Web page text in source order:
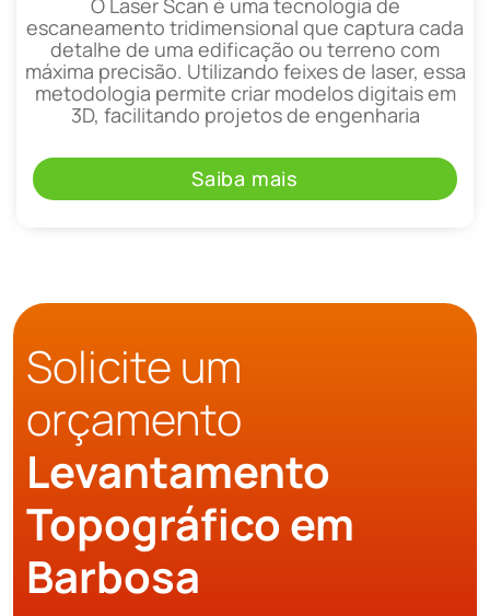
escaneamento tridimensional que captura cada
detalhe de uma edificação ou terreno com
máxima precisão. Utilizando feixes de laser, essa
metodologia permite criar modelos digitais em
3D, facilitando projetos de engenharia
Saiba mais
Solicite um
orçamento
Levantamento
Topográfico em
Barbosa